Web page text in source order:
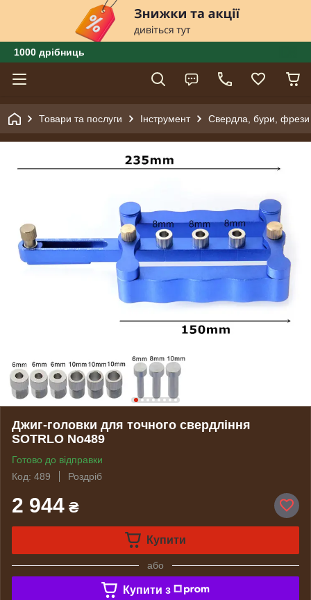
1000 дрібниць
Товари та послуги Інструмент Свердла, бури, фрези
Джиг-головки для точного свердління
SOTRLO No489
Готово до відправки
Код: 489
Роздріб
2 944 ₴
Купити
або
Купити з